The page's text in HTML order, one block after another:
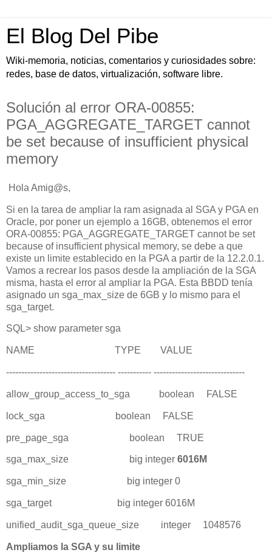
El Blog Del Pibe
Wiki-memoria, noticias, comentarios y curiosidades sobre:
redes, base de datos, virtualización, software libre.
Solución al error ORA-00855:
PGA_AGGREGATE_TARGET cannot
be set because of insufficient physical
memory
Hola Amig@s,
Si en la tarea de ampliar la ram asignada al SGA y PGA en
Oracle, por poner un ejemplo a 16GB, obtenemos el error
ORA-00855: PGA_AGGREGATE_TARGET cannot be set
because of insufficient physical memory, se debe a que
existe un limite establecido en la PGA a partir de la 12.2.0.1.
Vamos a recrear los pasos desde la ampliación de la SGA
misma, hasta el error al ampliar la PGA. Esta BBDD tenía
asignado un sga_max_size de 6GB y lo mismo para el
sga_target.
SQL> show parameter sga
NAME TYPE VALUE
------------------------------------ ----------- ------------------------------
allow_group_access_to_sga boolean FALSE
lock_sga boolean FALSE
pre_page_sga boolean TRUE
sga_max_size big integer 6016M
sga_min_size big integer 0
sga_target big integer 6016M
unified_audit_sga_queue_size integer 1048576
Ampliamos la SGA y su limite